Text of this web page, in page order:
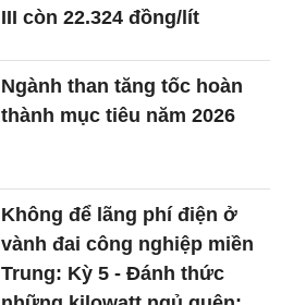
III còn 22.324 đồng/lít
Ngành than tăng tốc hoàn
thành mục tiêu năm 2026
Không để lãng phí điện ở
vành đai công nghiệp miền
Trung: Kỳ 5 - Đánh thức